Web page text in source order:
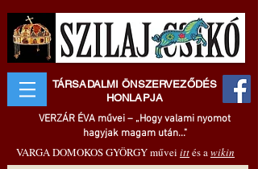
TÁRSADALMI ÖNSZERVEZŐDÉS
HONLAPJA
VERZÁR ÉVA művei – „Hogy valami nyomot
hagyjak magam után..."
VARGA DOMOKOS GYÖRGY művei ittés awikin